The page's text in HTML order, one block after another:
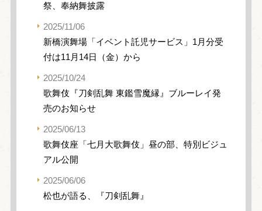
祭、奉納舞披露
2025/11/06
新橋演舞場「イベント託児サービス」1月分受
付は11月14日（金）から
2025/10/24
歌舞伎『刀剣乱舞 東鑑雪魔縁』ブルーレイ発
売のお知らせ
2025/06/13
歌舞伎座「七月大歌舞伎」昼の部、特別ビジュ
アル公開
2025/06/06
松也が語る、『刀剣乱舞』